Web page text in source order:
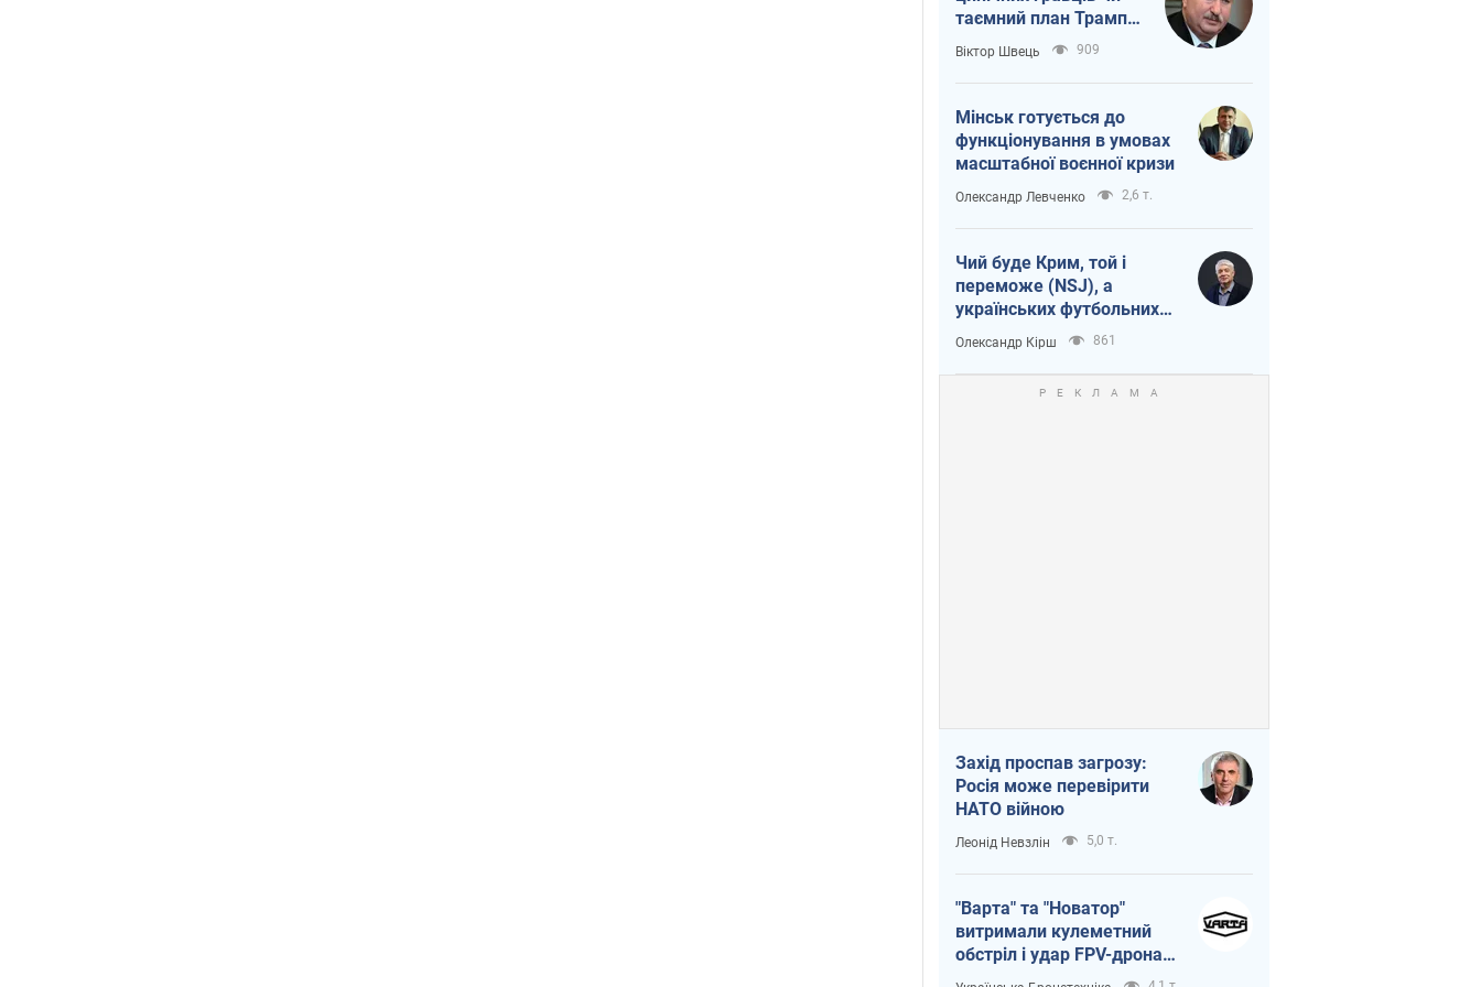
таємний план Трампа
і Путіна?
Віктор Швець 909
Мінськ готується до
функціонування в умовах
масштабної воєнної кризи
Олександр Левченко 2,6 т.
Чий буде Крим, той і
переможе (NSJ), а
українських футбольних
чиновників можуть
назвати вбивцями
Олександр Кірш 861
Захід проспав загрозу:
Росія може перевірити
НАТО війною
Леонід Невзлін 5,0 т.
"Варта" та "Новатор"
витримали кулеметний
обстріл і удар FPV-дрона,
врятувавши життя